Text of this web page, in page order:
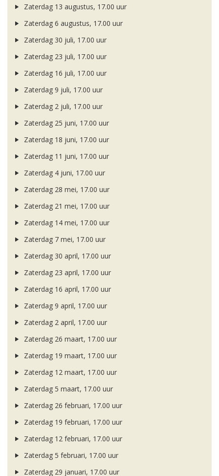
Zaterdag 13 augustus, 17.00 uur
Zaterdag 6 augustus, 17.00 uur
Zaterdag 30 juli, 17.00 uur
Zaterdag 23 juli, 17.00 uur
Zaterdag 16 juli, 17.00 uur
Zaterdag 9 juli, 17.00 uur
Zaterdag 2 juli, 17.00 uur
Zaterdag 25 juni, 17.00 uur
Zaterdag 18 juni, 17.00 uur
Zaterdag 11 juni, 17.00 uur
Zaterdag 4 juni, 17.00 uur
Zaterdag 28 mei, 17.00 uur
Zaterdag 21 mei, 17.00 uur
Zaterdag 14 mei, 17.00 uur
Zaterdag 7 mei, 17.00 uur
Zaterdag 30 april, 17.00 uur
Zaterdag 23 april, 17.00 uur
Zaterdag 16 april, 17.00 uur
Zaterdag 9 april, 17.00 uur
Zaterdag 2 april, 17.00 uur
Zaterdag 26 maart, 17.00 uur
Zaterdag 19 maart, 17.00 uur
Zaterdag 12 maart, 17.00 uur
Zaterdag 5 maart, 17.00 uur
Zaterdag 26 februari, 17.00 uur
Zaterdag 19 februari, 17.00 uur
Zaterdag 12 februari, 17.00 uur
Zaterdag 5 februari, 17.00 uur
Zaterdag 29 januari, 17.00 uur